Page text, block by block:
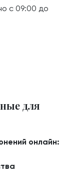
с 09:00 до
для
онлайн: